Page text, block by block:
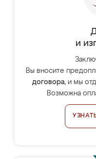
и
Вы вносите
договора, и мы
Возможна